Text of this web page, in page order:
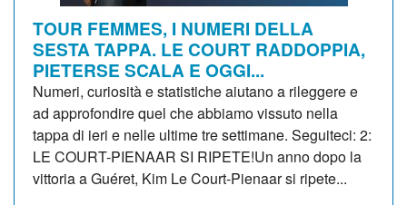
TOUR FEMMES, I NUMERI DELLA
SESTA TAPPA. LE COURT RADDOPPIA,
PIETERSE SCALA E OGGI...
Numeri, curiosità e statistiche aiutano a rileggere e
ad approfondire quel che abbiamo vissuto nella
tappa di ieri e nelle ultime tre settimane. Seguiteci: 2:
LE COURT-PIENAAR SI RIPETE!Un anno dopo la
vittoria a Guéret, Kim Le Court-Pienaar si ripete...